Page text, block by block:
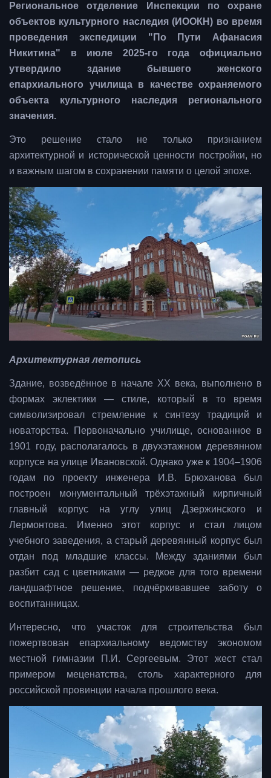
Региональное отделение Инспекции по охране
объектов культурного наследия (ИООКН) во время
проведения экспедиции "По Пути Афанасия
Никитина" в июле 2025-го года официально
утвердило здание бывшего женского
епархиального училища в качестве охраняемого
объекта культурного наследия регионального
значения.
Это решение стало не только признанием
архитектурной и исторической ценности постройки, но
и важным шагом в сохранении памяти о целой эпохе.
Архитектурная летопись
Здание, возведённое в начале XX века, выполнено в
формах эклектики — стиле, который в то время
символизировал стремление к синтезу традиций и
новаторства. Первоначально училище, основанное в
1901 году, располагалось в двухэтажном деревянном
корпусе на улице Ивановской. Однако уже к 1904–1906
годам по проекту инженера И.В. Брюханова был
построен монументальный трёхэтажный кирпичный
главный корпус на углу улиц Дзержинского и
Лермонтова. Именно этот корпус и стал лицом
учебного заведения, а старый деревянный корпус был
отдан под младшие классы. Между зданиями был
разбит сад с цветниками — редкое для того времени
ландшафтное решение, подчёркивавшее заботу о
воспитанницах.
Интересно, что участок для строительства был
пожертвован епархиальному ведомству экономом
местной гимназии П.И. Сергеевым. Этот жест стал
примером меценатства, столь характерного для
российской провинции начала прошлого века.